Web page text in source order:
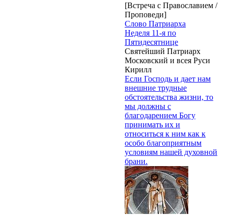
[Встреча с Православием /
Проповеди]
Слово Патриарха
Неделя 11-я по
Пятидесятнице
Святейший Патриарх
Московский и всея Руси
Кирилл
Если Господь и дает нам
внешние трудные
обстоятельства жизни, то
мы должны с
благодарением Богу
принимать их и
относиться к ним как к
особо благоприятным
условиям нашей духовной
брани.